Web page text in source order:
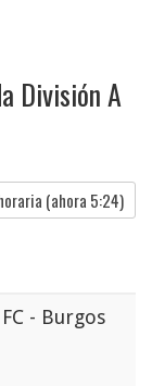
División A
(ahora 5:24)
- Burgos